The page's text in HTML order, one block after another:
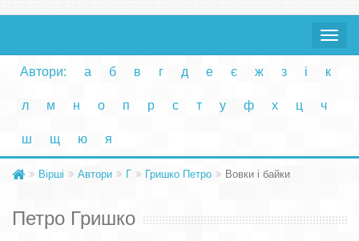
Toggle
Автори: а б в г д е є ж з і к
л м н о п р с т у ф х ц ч
ш щ ю я
Вірші Автори Г Гришко Петро Вовки і байки
Петро Гришко